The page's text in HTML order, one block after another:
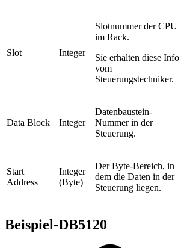
Slot Integer
Slotnummer der CPU
im Rack.
Sie erhalten diese Info
vom
Steuerungstechniker.
Data Block Integer
Datenbaustein-
Nummer in der
Steuerung.
Start
Address
Integer
(Byte)
Der Byte-Bereich, in
dem die Daten in der
Steuerung liegen.
Beispiel-DB5120